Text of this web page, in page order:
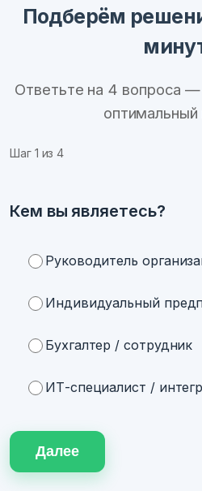
Подберём
Ответьте на 4 вопроса
оптимальный
Шаг 1 из 4
Кем вы являетесь?
Руководитель
Индивидуальный
Бухгалтер / сотрудник
ИТ-специалист /
Далее